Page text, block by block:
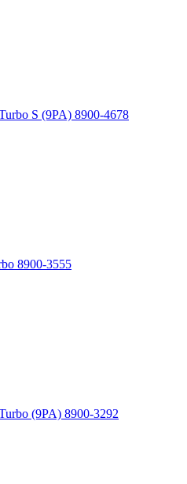
S (9PA) 8900-4678
8900-3555
(9PA) 8900-3292